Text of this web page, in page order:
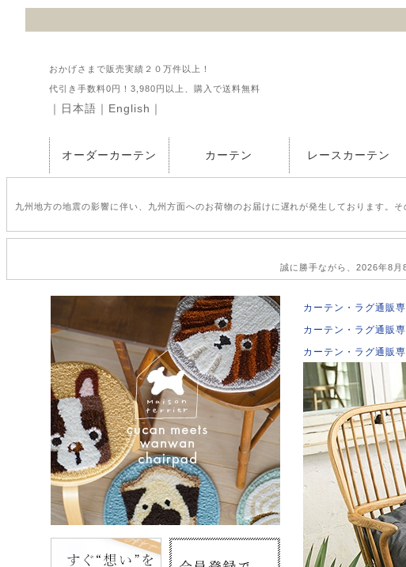
おかげさまで販売実績２０万件以上！
代引き手数料0円！3,980円以上、購入で送料無料
｜ 日本語 ｜ English ｜
オーダーカーテン カーテン レースカーテン
九州地方の地震の影響に伴い、九州方面へのお荷物のお届けに遅れが発生しております。
誠に勝手ながら、2026年8
カーテン・ラグ通販
カーテン・ラグ通販
カーテン・ラグ通販